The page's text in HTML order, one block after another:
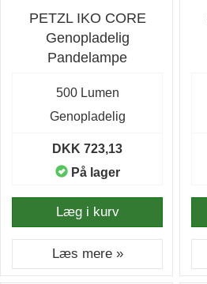
PETZL IKO CORE
Genopladelig
Pandelampe
500 Lumen
Genopladelig
DKK 723,13
På lager
Læg i kurv
Læs mere »